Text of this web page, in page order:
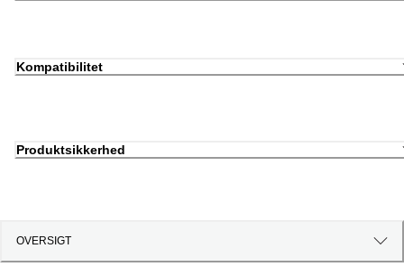
Kompatibilitet
Produktsikkerhed
OVERSIGT